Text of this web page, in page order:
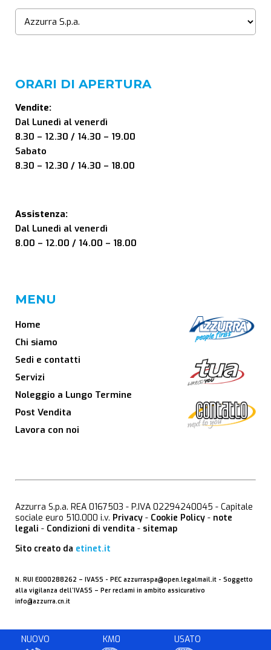
NUOVO KM0 USATO
ORARI DI APERTURA
Vendite:
Dal Lunedì al venerdì
8.30 – 12.30 / 14.30 – 19.00
Sabato
8.30 – 12.30 / 14.30 – 18.00
Assistenza:
Dal Lunedì al venerdì
8.00 – 12.00 / 14.00 – 18.00
MENU
Home
Chi siamo
Sedi e contatti
Servizi
Noleggio a Lungo Termine
Post Vendita
Lavora con noi
Azzurra S.p.a. REA 0167503 - P.IVA 02294240045 - Capitale
sociale euro 510.000 i.v. Privacy - Cookie Policy - note
legali - Condizioni di vendita - sitemap
Sito creato da etinet.it
N. RUI E000288262 – IVASS - PEC azzurraspa@open.legalmail.it - Soggetto
alla vigilanza dell’IVASS – Per reclami in ambito assicurativo
info@azzurra.cn.it